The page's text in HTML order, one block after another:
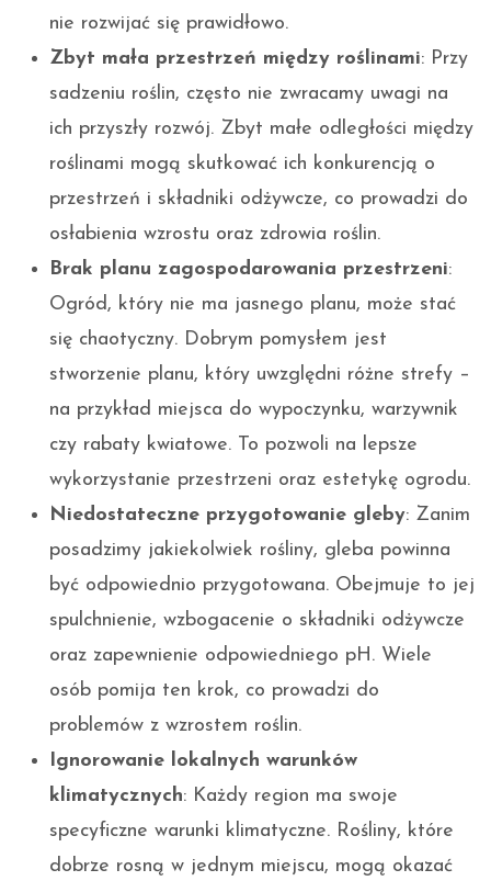
nie rozwijać się prawidłowo.
Zbyt mała przestrzeń między roślinami: Przy
sadzeniu roślin, często nie zwracamy uwagi na
ich przyszły rozwój. Zbyt małe odległości między
roślinami mogą skutkować ich konkurencją o
przestrzeń i składniki odżywcze, co prowadzi do
osłabienia wzrostu oraz zdrowia roślin.
Brak planu zagospodarowania przestrzeni:
Ogród, który nie ma jasnego planu, może stać
się chaotyczny. Dobrym pomysłem jest
stworzenie planu, który uwzględni różne strefy –
na przykład miejsca do wypoczynku, warzywnik
czy rabaty kwiatowe. To pozwoli na lepsze
wykorzystanie przestrzeni oraz estetykę ogrodu.
Niedostateczne przygotowanie gleby: Zanim
posadzimy jakiekolwiek rośliny, gleba powinna
być odpowiednio przygotowana. Obejmuje to jej
spulchnienie, wzbogacenie o składniki odżywcze
oraz zapewnienie odpowiedniego pH. Wiele
osób pomija ten krok, co prowadzi do
problemów z wzrostem roślin.
Ignorowanie lokalnych warunków
klimatycznych: Każdy region ma swoje
specyficzne warunki klimatyczne. Rośliny, które
dobrze rosną w jednym miejscu, mogą okazać